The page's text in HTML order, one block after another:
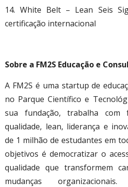
14. White Belt – Lean Seis
certificação internacional
Sobre a FM2S Educação e
A FM2S é uma startup de
no Parque Científico e
sua fundação, trabalha com
qualidade, lean, liderança e
de 1 milhão de estudantes em
objetivos é democratizar o
qualidade que transformem
mudanças